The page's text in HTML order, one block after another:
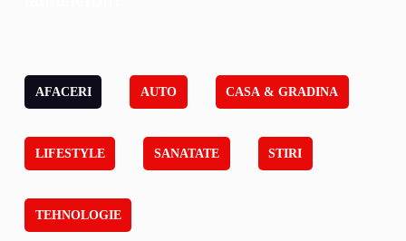
AFACERI AUTO CASA & GRADINA
LIFESTYLE SANATATE STIRI
TEHNOLOGIE